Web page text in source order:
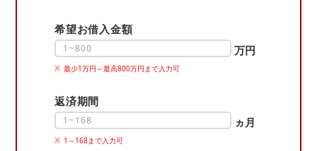
希望お借入金額
万円
最少1万円～最高800万円まで入力可
返済期間
ヵ月
1～168まで入力可